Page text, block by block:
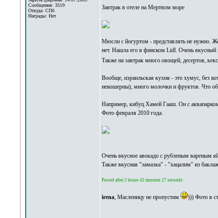
Сообщения: 3519
Откуда: СПб
Награды: Нет
Завтрак в отеле на Мертвом море
Мюсли с йогуртом - представлять не нужно.
нет. Нашла его в финском Lidl. Очень
Также на завтрак много овощей, десертов,
Вообще, израильская кухня - это хумус, без
некошерны), много молочки и фруктов. Что
Например, кибуц Хамей Гааш. Он с
Фото февраля 2010 года.
Очень вкусное авокадо с рубленым вареным
Также вкусная "замазка" - "хацалим" из
Posted after 2 hours 42 minutes 27 seconds:
irena, Масленицу не пропустим ))) Фото в